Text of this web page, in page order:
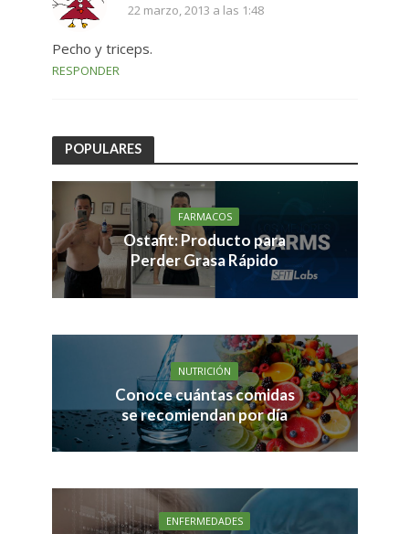
22 marzo, 2013 a las 1:48
Pecho y triceps.
RESPONDER
POPULARES
FARMACOS
Ostafit: Producto para
Perder Grasa Rápido
NUTRICIÓN
Conoce cuántas comidas
se recomiendan por día
ENFERMEDADES